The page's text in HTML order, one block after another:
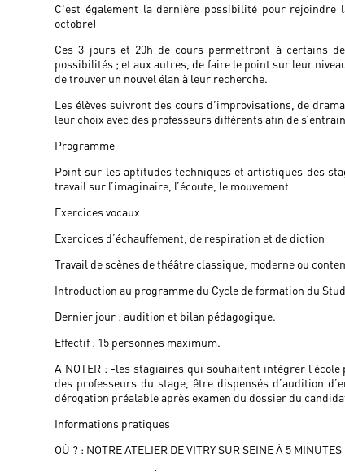
C'est également la dernière possibilité pour rejoindre
octobre)
Ces 3 jours et 20h de cours permettront à certains
possibilités ; et aux autres, de faire le point sur leur
de trouver un nouvel élan à leur recherche.
Les élèves suivront des cours d’improvisations, de
leur choix avec des professeurs différents afin de
Programme
Point sur les aptitudes techniques et artistiques des
travail sur l’imaginaire, l’écoute, le mouvement
Exercices vocaux
Exercices d’échauffement, de respiration et de diction
Travail de scènes de théâtre classique, moderne ou
Introduction au programme du Cycle de formation du
Dernier jour : audition et bilan pédagogique.
Effectif : 15 personnes maximum.
A NOTER : -les stagiaires qui souhaitent intégrer
des professeurs du stage, être dispensés d’audition
dérogation préalable après examen du dossier du
Informations pratiques
OÙ ? : NOTRE ATELIER DE VITRY SUR SEINE À 5